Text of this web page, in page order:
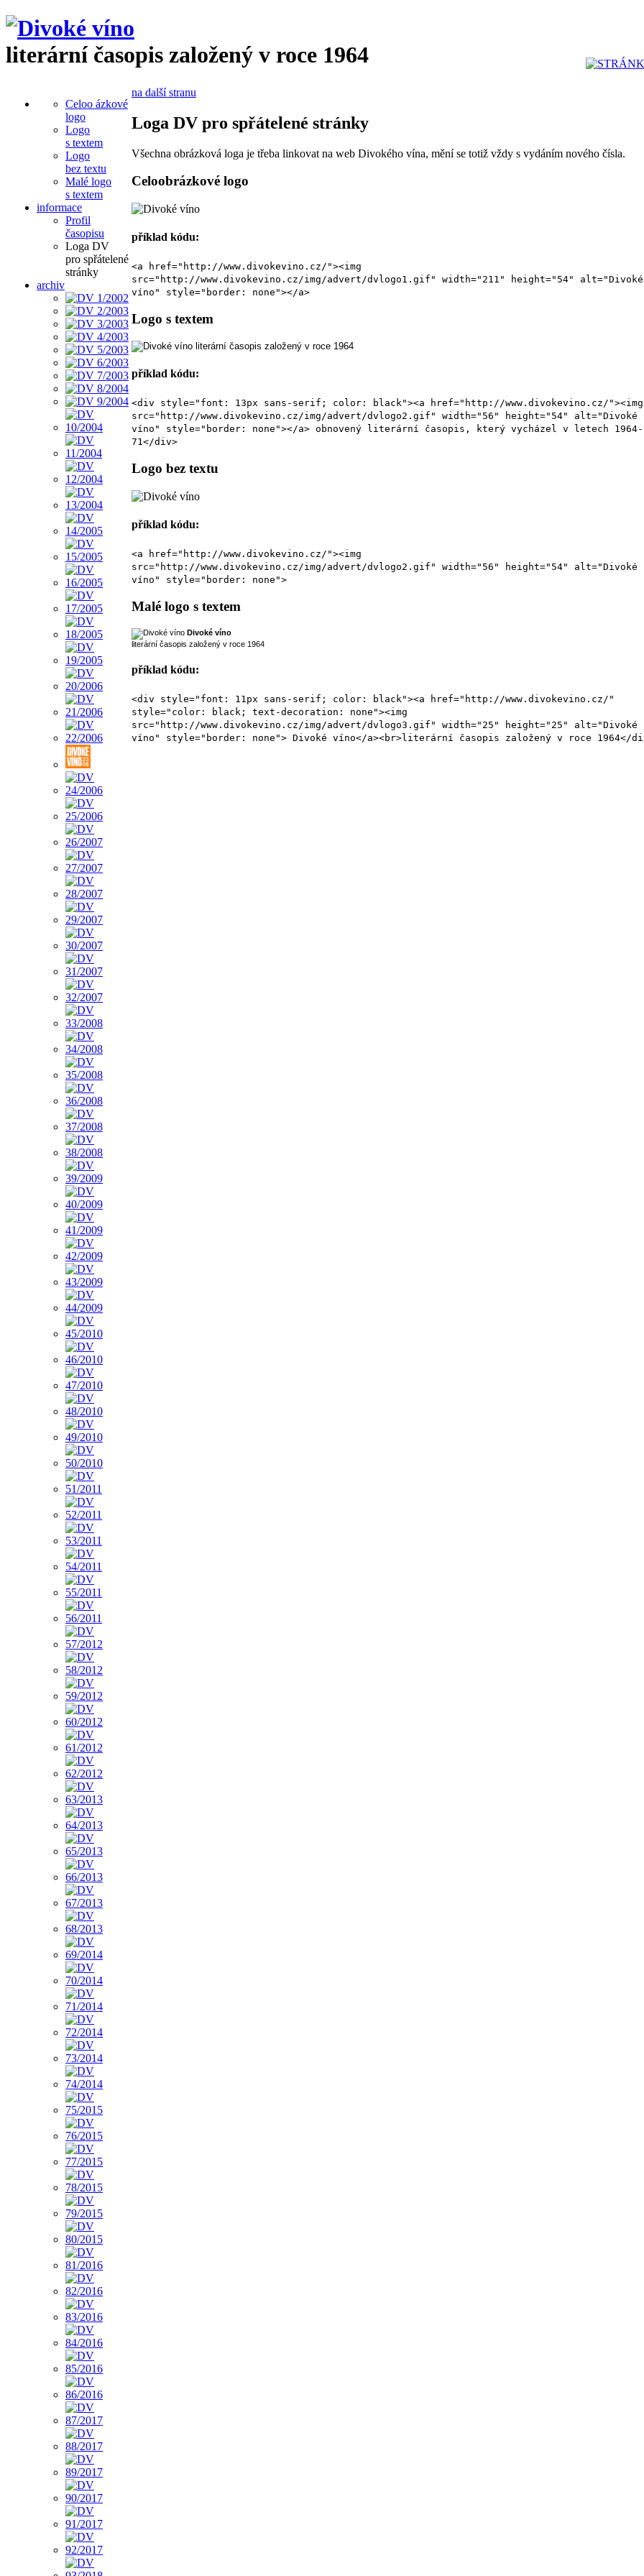
literární časopis založený v roce 1964
Celoo ázkové
logo
Logo
s textem
Logo
bez textu
Malé logo
s textem
informace
Profil
časopisu
Loga DV
pro spřátelené
stránky
archiv
na další stranu
Loga DV pro spřátelené stránky
Všechna obrázková loga je třeba linkovat na web Divokého vína, mění se totiž vždy s vydáním nového čísla.
Celoobrázkové logo
příklad kódu:
<a href="http://www.divokevino.cz/"><img
src="http://www.divokevino.cz/img/advert/dvlogo1.gif" width="211" height="54" alt="Divoké
víno" style="border: none"></a>
Logo s textem
literární časopis založený v roce 1964
příklad kódu:
<div style="font: 13px sans-serif; color: black"><a href="http://www.divokevino.cz/"><img
src="http://www.divokevino.cz/img/advert/dvlogo2.gif" width="56" height="54" alt="Divoké
víno" style="border: none"></a> obnovený literární časopis, který vycházel v letech 1964-
71</div>
Logo bez textu
příklad kódu:
<a href="http://www.divokevino.cz/"><img
src="http://www.divokevino.cz/img/advert/dvlogo2.gif" width="56" height="54" alt="Divoké
víno" style="border: none">
Malé logo s textem
Divoké víno
literární časopis založený v roce 1964
příklad kódu:
<div style="font: 11px sans-serif; color: black"><a href="http://www.divokevino.cz/"
style="color: black; text-decoration: none"><img
src="http://www.divokevino.cz/img/advert/dvlogo3.gif" width="25" height="25" alt="Divoké
víno" style="border: none"> Divoké víno</a><br>literární časopis založený v roce 1964</